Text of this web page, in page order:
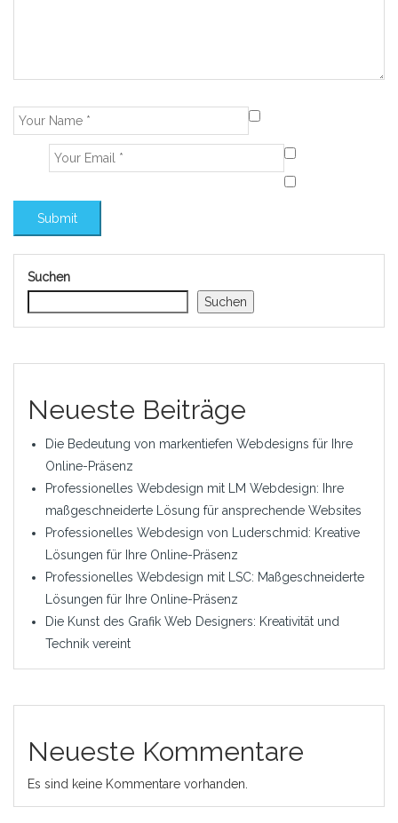
Suchen
Suchen
Neueste Beiträge
Die Bedeutung von markentiefen Webdesigns für Ihre
Online-Präsenz
Professionelles Webdesign mit LM Webdesign: Ihre
maßgeschneiderte Lösung für ansprechende Websites
Professionelles Webdesign von Luderschmid: Kreative
Lösungen für Ihre Online-Präsenz
Professionelles Webdesign mit LSC: Maßgeschneiderte
Lösungen für Ihre Online-Präsenz
Die Kunst des Grafik Web Designers: Kreativität und
Technik vereint
Neueste Kommentare
Es sind keine Kommentare vorhanden.